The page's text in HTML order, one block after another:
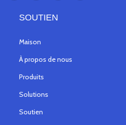
SOUTIEN
Maison
À propos de nous
Produits
Solutions
Soutien